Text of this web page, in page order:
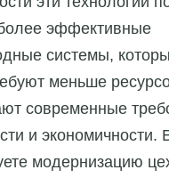
эффективные
системы,
меньше
современные
и экономичности.
модернизацию